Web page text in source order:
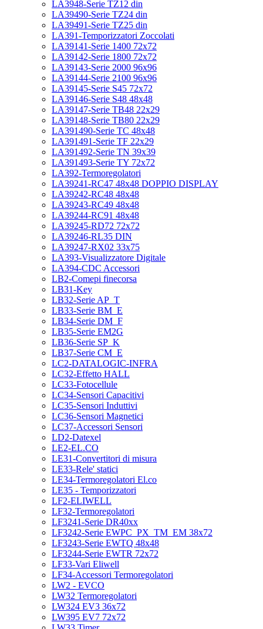
LA3948-Serie TZ12 din
LA39490-Serie TZ24 din
LA39491-Serie TZ25 din
LA391-Temporizzatori Zoccolati
LA39141-Serie 1400 72x72
LA39142-Serie 1800 72x72
LA39143-Serie 2000 96x96
LA39144-Serie 2100 96x96
LA39145-Serie S45 72x72
LA39146-Serie S48 48x48
LA39147-Serie TB48 22x29
LA39148-Serie TB80 22x29
LA391490-Serie TC 48x48
LA391491-Serie TF 22x29
LA391492-Serie TN 39x39
LA391493-Serie TY 72x72
LA392-Termoregolatori
LA39241-RC47 48x48 DOPPIO DISPLAY
LA39242-RC48 48x48
LA39243-RC49 48x48
LA39244-RC91 48x48
LA39245-RD72 72x72
LA39246-RL35 DIN
LA39247-RX02 33x75
LA393-Visualizzatore Digitale
LA394-CDC Accessori
LB2-Comepi finecorsa
LB31-Key
LB32-Serie AP_T
LB33-Serie BM_E
LB34-Serie DM_F
LB35-Serie EM2G
LB36-Serie SP_K
LB37-Serie CM_E
LC2-DATALOGIC-INFRA
LC32-Effetto HALL
LC33-Fotocellule
LC34-Sensori Capacitivi
LC35-Sensori Induttivi
LC36-Sensori Magnetici
LC37-Accessori Sensori
LD2-Datexel
LE2-EL.CO
LE31-Convertitori di misura
LE33-Rele' statici
LE34-Termoregolatori El.co
LE35 - Temporizzatori
LF2-ELIWELL
LF32-Termoregolatori
LF3241-Serie DR40xx
LF3242-Serie EWPC_PX_TM_EM 38x72
LF3243-Serie EWTQ 48x48
LF3244-Serie EWTR 72x72
LF33-Vari Eliwell
LF34-Accessori Termoregolatori
LW2 - EVCO
LW32 Termoregolatori
LW324 EV3 36x72
LW395 EV7 72x72